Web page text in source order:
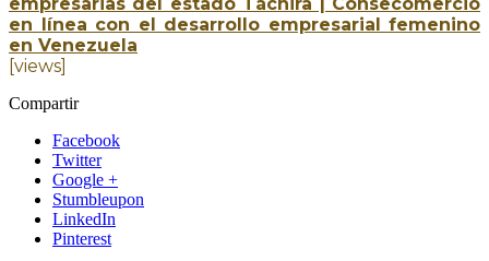
en línea con el desarrollo empresarial femenino
en Venezuela
[views]
Compartir
Facebook
Twitter
Google +
Stumbleupon
LinkedIn
Pinterest